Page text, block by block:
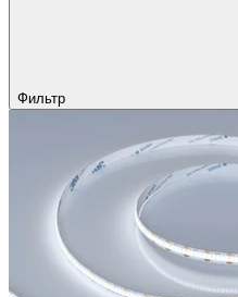
Фильтр